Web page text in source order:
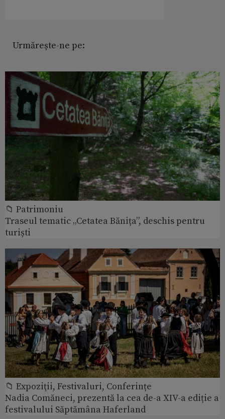
Urmărește-ne pe:
📁 Patrimoniu
Traseul tematic „Cetatea Bănița”, deschis pentru
turiști
📁 Expoziţii, Festivaluri, Conferințe
Nadia Comăneci, prezentă la cea de-a XIV-a ediție a
festivalului Săptămâna Haferland